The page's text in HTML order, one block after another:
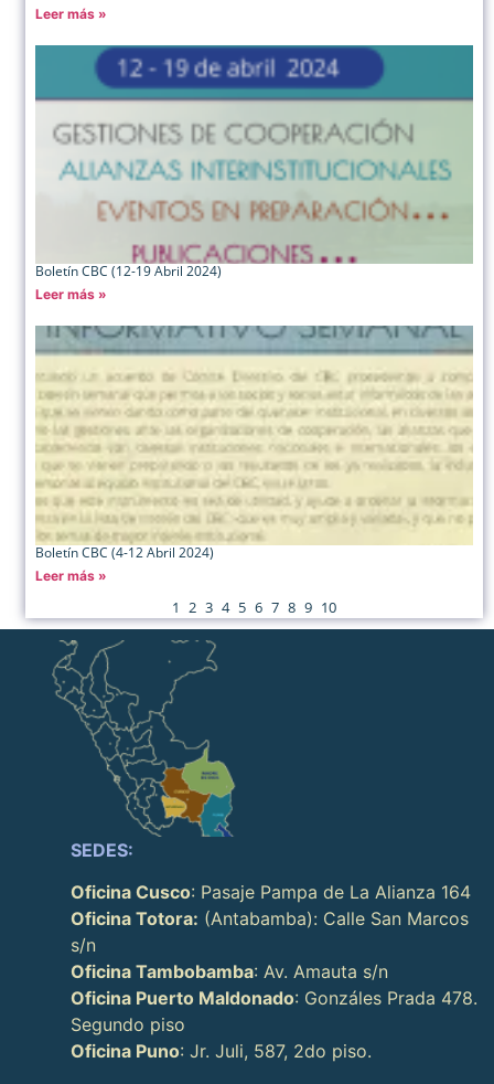
Leer más »
Boletín CBC (12-19 Abril 2024)
Leer más »
Boletín CBC (4-12 Abril 2024)
Leer más »
1 2 3 4 5 6 7 8 9 10
SEDES:
Oficina Cusco: Pasaje Pampa de La Alianza 164
Oficina Totora: (Antabamba): Calle San Marcos
s/n
Oficina Tambobamba: Av. Amauta s/n
Oficina Puerto Maldonado: Gonzáles Prada 478.
Segundo piso
Oficina Puno: Jr. Juli, 587, 2do piso.